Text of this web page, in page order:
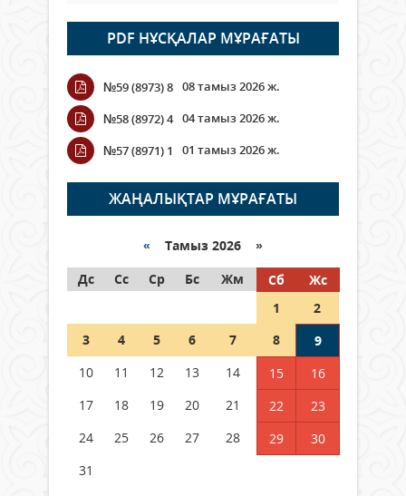
Open Air: Қызылорда облысы
полиция департаменті 20
мыңнан астам көрерменнің
қауіпсіздігін қамтамасыз етті
06 тамыз 2026 ж.
Wi-Fi ҚАБЫРҒА АРҚЫЛЫ ҚАЛАЙ
ӨТЕДІ?
06 тамыз 2026 ж. 278
граждане Казахстана,
05 тамыз 2026 ж. 160
Шетелде жүрген Қазақстан
азаматтары қалай дауыс бере
PDF НҰСҚАЛАР МҰРАҒАТЫ
№59 (8973) 8 08 тамыз 2026 ж.
№58 (8972) 4 04 тамыз 2026 ж.
№57 (8971) 1
01 тамыз 2026 ж.
ЖАҢАЛЫҚТАР МҰРАҒАТЫ
« Тамыз 2026 »
Дс
Сс Ср Бс Жм Сб
Жс
1
2
3
4 5 6 7 8
9
10
11 12 13 14 15
16
17
18 19 20 21 22
23
24
25 26 27 28 29
30
31